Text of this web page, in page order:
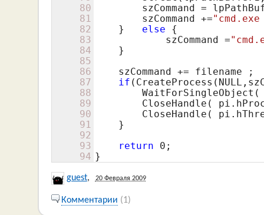
80
81
82
83
84
85
86
87
88
89
90
91
92
93
94
szCommand =
        szCommand +=
    }
else {
            szCommand =
    }
    szCommand += filename ;
if
CloseHandle(
CloseHandle(
    }
return
0 ;
}
guest, 20 Февраля 2009
Комментарии (1)